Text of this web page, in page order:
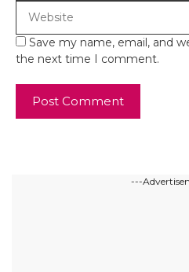
Save my name, email, and
the next time I comment.
---